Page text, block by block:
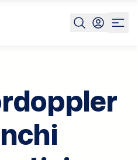
Tronchi Sovraortici